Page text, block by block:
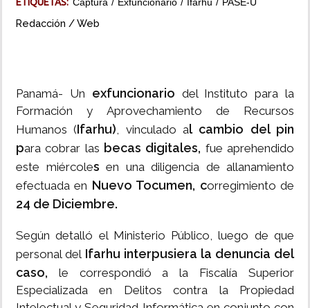
Redacción / Web
Panamá- Un exfuncionario del Instituto para la
Formación y Aprovechamiento de Recursos
Humanos (Ifarhu), vinculado al cambio del pin
para cobrar las becas digitales, fue aprehendido
este miércoles en una diligencia de allanamiento
efectuada en Nuevo Tocumen, corregimiento de
24 de Diciembre.
Según detalló el Ministerio Público, luego de que
personal del Ifarhu interpusiera la denuncia del
caso, le correspondió a la Fiscalía Superior
Especializada en Delitos contra la Propiedad